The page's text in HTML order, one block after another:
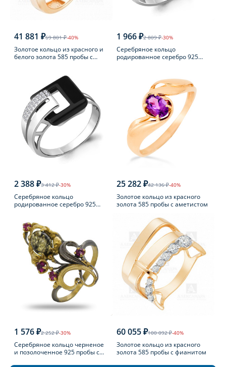
41 881 ₽69 801 ₽-40%
Золотое кольцо из красного и
белого золота 585 пробы с
1 966 ₽2 809 ₽-30%
Серебряное кольцо
родированное серебро 925
2 388 ₽3 412 ₽-30%
Серебряное кольцо
родированное серебро 925
25 282 ₽42 136 ₽-40%
Золотое кольцо из красного
золота 585 пробы с аметистом
1 576 ₽2 252 ₽-30%
Серебряное кольцо черненое
и позолоченное 925 пробы с
60 055 ₽100 092 ₽-40%
Золотое кольцо из красного
золота 585 пробы с фианитом